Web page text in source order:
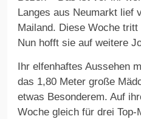
Langes aus Neumarkt lief
Mailand. Diese Woche
Nun hofft sie auf weitere
Ihr elfenhaftes Aussehen
das 1,80 Meter große
etwas Besonderem. Auf
Woche gleich für drei